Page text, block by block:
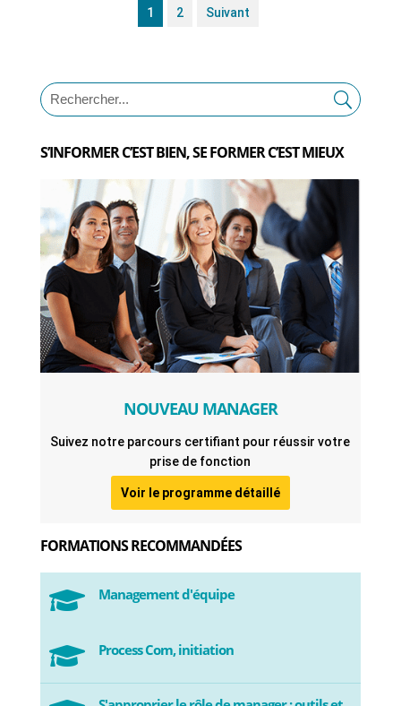
1 2 Suivant
S’INFORMER C’EST BIEN, SE FORMER C’EST MIEUX
NOUVEAU MANAGER
Suivez notre parcours certifiant pour réussir votre
prise de fonction
Voir le programme détaillé
FORMATIONS RECOMMANDÉES
 Management d'équipe
 Process Com, initiation